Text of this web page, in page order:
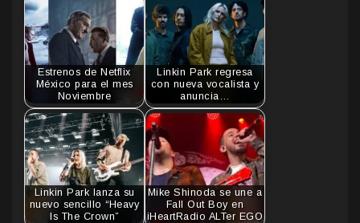
Estrenos de Netflix
México para el mes
Noviembre
Linkin Park regresa
con nueva vocalista y
anuncia…
Linkin Park lanza su
nuevo sencillo “Heavy
Is The Crown”
Mike Shinoda se une a
Fall Out Boy en
iHeartRadio ALTer EGO